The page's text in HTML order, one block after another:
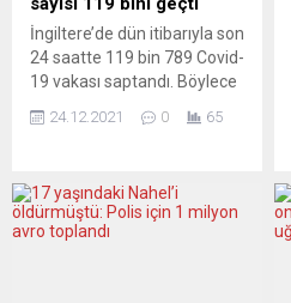
İngiltere’de dün itibarıyla son
24 saatte 119 bin 789 Covid-
19 vakası saptandı. Böylece
yana en yüksek günlük vaka
verilere göre, virüs nedeniyle
hayatını kaybedenlerin
24.12.2021 0 65